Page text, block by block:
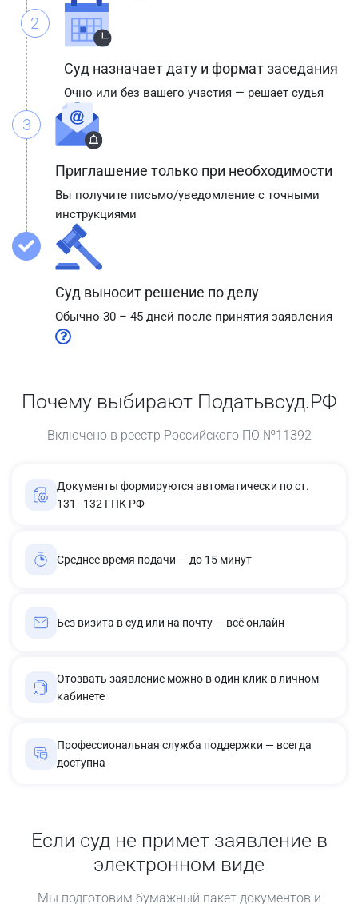
2
Суд назначает дату и формат заседания
Очно или без вашего участия — решает судья
3
Приглашение только при необходимости
Вы получите письмо/уведомление с точными
инструкциями
Суд выносит решение по делу
Обычно 30 – 45 дней после принятия заявления
Почему выбирают Податьвсуд.РФ
Включено в реестр Российского ПО №11392
Документы формируются автоматически по ст.
131–132 ГПК РФ
Среднее время подачи — до 15 минут
Без визита в суд или на почту — всё онлайн
Отозвать заявление можно в один клик в личном
кабинете
Профессиональная служба поддержки — всегда
доступна
Если суд не примет заявление в
электронном виде
Мы подготовим бумажный пакет документов и